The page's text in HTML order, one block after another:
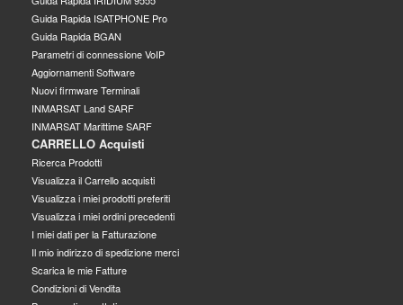
Guida Rapida ISATPHONE Pro
Guida Rapida BGAN
Parametri di connessione VoIP
Aggiornamenti Software
Nuovi firmware Terminali
INMARSAT Land SARF
INMARSAT Marittime SARF
CARRELLO Acquisti
Ricerca Prodotti
Visualizza il Carrello acquisti
Visualizza i miei prodotti preferiti
Visualizza i miei ordini precedenti
I miei dati per la Fatturazione
Il mio indirizzo di spedizione merci
Scarica le mie Fatture
Condizioni di Vendita